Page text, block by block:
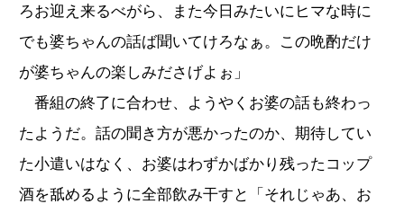
ろお迎え来るべがら、また今日みたいにヒマな時に
でも婆ちゃんの話ば聞いてけろなぁ。この晩酌だけ
が婆ちゃんの楽しみださげよぉ」
番組の終了に合わせ、ようやくお婆の話も終わっ
たようだ。話の聞き方が悪かったのか、期待してい
た小遣いはなく、お婆はわずかばかり残ったコップ
酒を舐めるように全部飲み干すと「それじゃあ、お